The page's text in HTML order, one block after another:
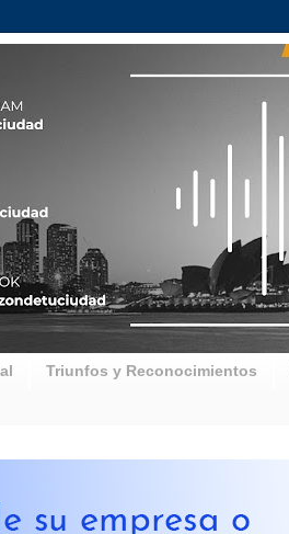
Triunfos y Reconocimientos